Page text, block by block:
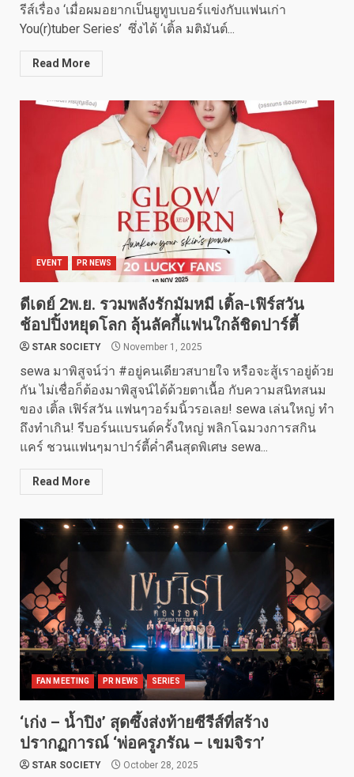
รีส์เรื่อง ‘เมื่อผมอยากเป็นยูทูบเบอร์แข่งกับแฟนเก่า
You(r)tuber Series’ ซึ่งได้ ‘เติ้ล มติมันต์...
Read More
EVENT PR NEWS
ดีเดย์ 2พ.ย. รวมพลังรักมัมหมี เติ้ล-เฟิร์สวัน
ช้อปปิ้งหยุดโลก ลุ้นลัคกี้แฟนใกล้ชิดปาร์ตี้
STAR SOCIETY November 1, 2025
sewa มาพิสูจน์ว่า #อยู่คนเดียวสบายใจ หรือจะสู้เราอยู่ด้วย
กัน ไม่เชื่อก็ต้องมาพิสูจน์ได้ด้วยตาเนื้อ กับความสนิทสนม
ของ เติ้ล เฟิร์สวัน แฟนๆวอร์มนิ้วรอเลย! sewa เล่นใหญ่ ทำ
ถึงทำเกิน! รีบอร์นแบรนด์ครั้งใหญ่ พลิกโฉมวงการสกิน
แคร์ ชวนแฟนๆมาปาร์ตี้ค่ำคืนสุดพิเศษ sewa...
Read More
FAN MEETING PR NEWS SERIES
‘เก่ง – น้ำปิง’ สุดซึ้งส่งท้ายซีรีส์ที่สร้าง
ปรากฏการณ์ ‘พ่อครูภรัณ – เขมจิรา’
STAR SOCIETY October 28, 2025